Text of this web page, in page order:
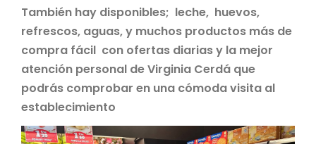
También hay disponibles; leche, huevos,
refrescos, aguas, y muchos productos más de
compra fácil con ofertas diarias y la mejor
atención personal de Virginia Cerdá que
podrás comprobar en una cómoda visita al
establecimiento